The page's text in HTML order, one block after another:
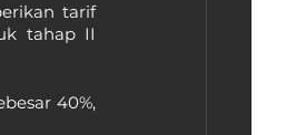
tarif
tahap II
40%,